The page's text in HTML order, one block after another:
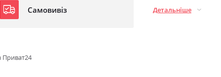
Самовивіз Детальніше
Приват24